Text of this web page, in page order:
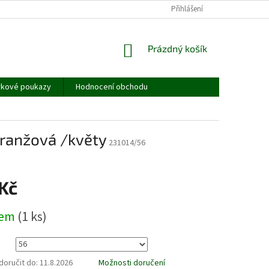
OBCHODNÍ PODMÍNKY
Přihlášení
NÁKUPNÍ
Prázdný košík
poukazy
Hodnocení obchodu
/květy 231014/56
(1 ks)
do: 11.8.2026 Možnosti doručení